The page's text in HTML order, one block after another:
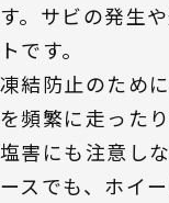
す。サビの発生
トです。
凍結防止のため
を頻繁に走った
塩害にも注意し
ースでも、ホイ